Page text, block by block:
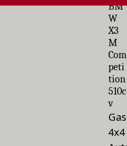
BM
W
X3
M
Com
peti
tion
510c
v
4x4